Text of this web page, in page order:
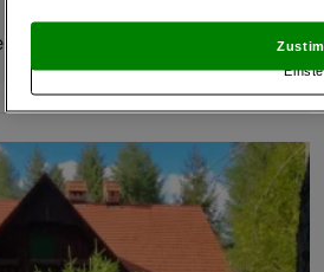
und Widerspruch gegen die Verarbeitung auf der
„Cookie Einstellungen“, die sich auf jeder Seite
Wir und unsere Partner verarbeiten
Verwendung genauer Standortdaten.
Zugriff auf Informationen auf einem Endgerät.
und der Performance von Inhalten,
Liste der Partner (Lieferanten)